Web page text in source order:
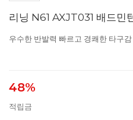
리닝 N61 AXJT031 배드민
우수한 반발력 빠르고 경쾌한 타구감
48%
적립금